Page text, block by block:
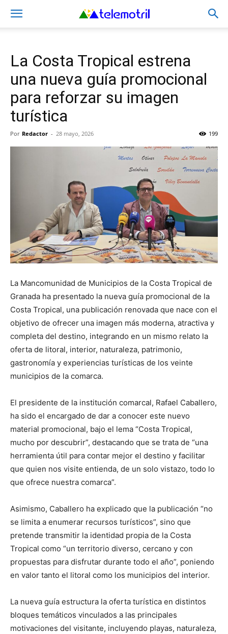
La Costa Tropical estrena
una nueva guía promocional
para reforzar su imagen
turística
Por Redactor - 28 mayo, 2026 199
La Mancomunidad de Municipios de la Costa Tropical de
Granada ha presentado la nueva guía promocional de la
Costa Tropical, una publicación renovada que nace con el
objetivo de ofrecer una imagen más moderna, atractiva y
completa del destino, integrando en un mismo relato la
oferta de litoral, interior, naturaleza, patrimonio,
gastronomía y experiencias turísticas de los veinte
municipios de la comarca.
El presidente de la institución comarcal, Rafael Caballero,
ha sido el encargado de dar a conocer este nuevo
material promocional, bajo el lema “Costa Tropical,
mucho por descubrir”, destacando que se trata de “una
herramienta útil para contar mejor el destino y facilitar
que quien nos visite entienda, de un solo vistazo, todo lo
que ofrece nuestra comarca”.
Asimismo, Caballero ha explicado que la publicación “no
se limita a enumerar recursos turísticos”, sino que
pretende transmitir la identidad propia de la Costa
Tropical como “un territorio diverso, cercano y con
propuestas para disfrutar durante todo el año”, poniendo
en valor tanto el litoral como los municipios del interior.
La nueva guía estructura la oferta turística en distintos
bloques temáticos vinculados a las principales
motivaciones del visitante, incluyendo playas, naturaleza,